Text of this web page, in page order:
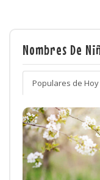
Nombres De
Populares de Hoy